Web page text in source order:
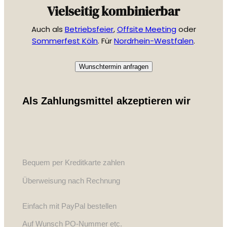
Vielseitig kombinierbar
Auch als Betriebsfeier,Offsite Meeting oder
Sommerfest Köln. FürNordrhein-Westfalen.
Wunschtermin anfragen
Als Zahlungsmittel akzeptieren wir
Bequem per Kreditkarte zahlen
Überweisung nach Rechnung
Einfach mit PayPal bestellen
Auf Wunsch PO-Nummer etc.